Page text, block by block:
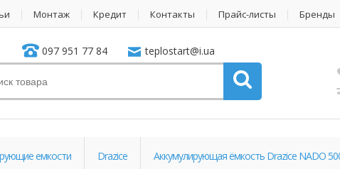
Монтаж Кредит Контакты Прайс-листы Бренды
097 951 77 84 teplostart@i.ua
емкости Drazice Аккумулирующая ёмкость Drazice NADO